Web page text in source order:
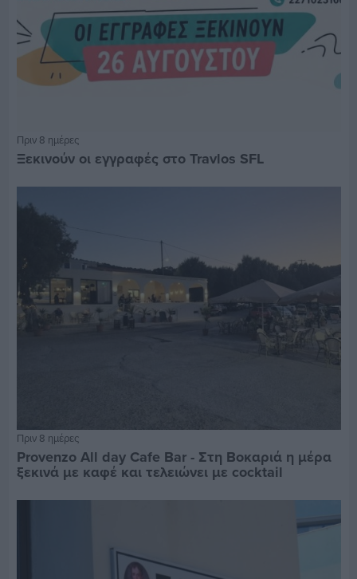
Πριν 8 ημέρες
Ξεκινούν οι εγγραφές στο Travlos SFL
Πριν 8 ημέρες
Provenzo All day Cafe Bar - Στη Βοκαριά η μέρα
ξεκινά με καφέ και τελειώνει με cocktail